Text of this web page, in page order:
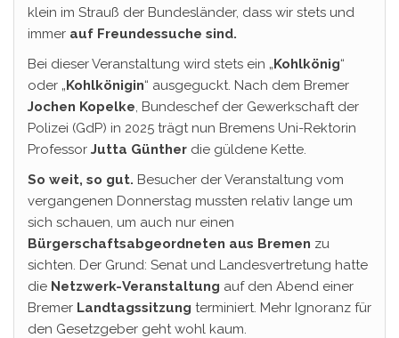
klein im Strauß der Bundesländer, dass wir stets und
immer auf Freundessuche sind.
Bei dieser Veranstaltung wird stets ein „Kohlkönig“
oder „Kohlkönigin“ ausgeguckt. Nach dem Bremer
Jochen Kopelke, Bundeschef der Gewerkschaft der
Polizei (GdP) in 2025 trägt nun Bremens Uni-Rektorin
Professor Jutta Günther die güldene Kette.
So weit, so gut. Besucher der Veranstaltung vom
vergangenen Donnerstag mussten relativ lange um
sich schauen, um auch nur einen
Bürgerschaftsabgeordneten aus Bremen zu
sichten. Der Grund: Senat und Landesvertretung hatte
die Netzwerk-Veranstaltung auf den Abend einer
Bremer Landtagssitzung terminiert. Mehr Ignoranz für
den Gesetzgeber geht wohl kaum.